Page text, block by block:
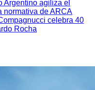
Argentino agiliza el
normativa de ARCA
celebra 40
Rocha